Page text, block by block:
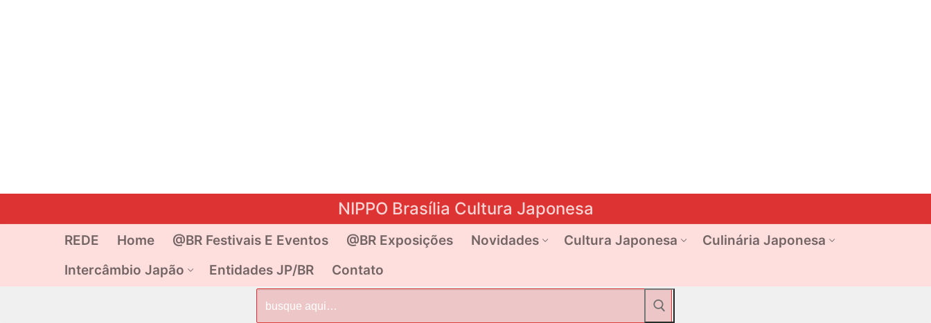
NIPPO Brasília Cultura Japonesa
REDE Home @BR Festivais E Eventos @BR Exposições Novidades Cultura Japonesa
Culinária Japonesa
Intercâmbio Japão
Entidades JP/BR Contato
por: